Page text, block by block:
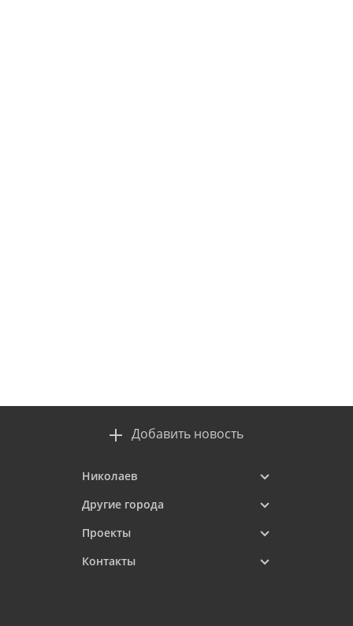
Добавить новость
Николаев
Другие города
Проекты
Контакты